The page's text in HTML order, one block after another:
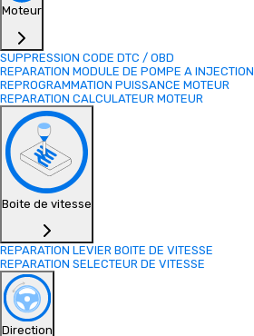
Moteur
SUPPRESSION CODE DTC / OBD
REPARATION MODULE DE POMPE A INJECTION
REPROGRAMMATION PUISSANCE MOTEUR
REPARATION CALCULATEUR MOTEUR
Boite de vitesse
REPARATION LEVIER BOITE DE VITESSE
REPARATION SELECTEUR DE VITESSE
Direction